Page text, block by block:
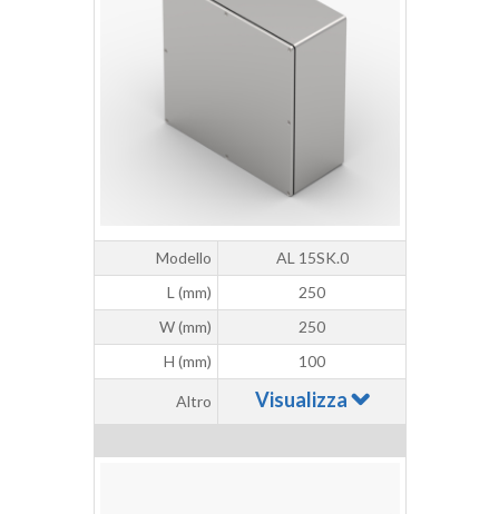
Modello
AL 15SK.0
L (mm)
250
W (mm)
250
H (mm)
100
Altro Visualizza